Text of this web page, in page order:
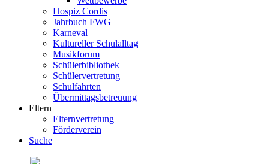
Hospiz Cordis
Jahrbuch FWG
Karneval
Kultureller Schulalltag
Musikforum
Schülerbibliothek
Schülervertretung
Schulfahrten
Übermittagsbetreuung
Eltern
Elternvertretung
Förderverein
Suche